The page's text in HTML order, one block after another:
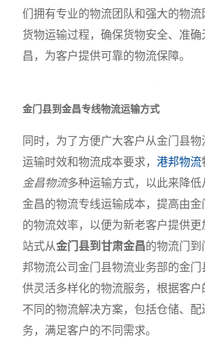
们拥有专业的物流团队和强大的物流
货物运输过程，确保货物安全、准
昌，为客户提供可靠的物流保障。
金门县到金昌专线物流运输方式
同时，为了方便广大客户从金门县物
运输时效和物流成本要求，港邦物流
金昌物流多种运输方式，以此来降低
金昌的物流专线运输成本，提高由金
的物流效率，以便为新老客户提供
站式从金门县到甘肃金昌的物流门到
邦物流公司金门县物流业务部的金门
供灵活多样化的物流服务，根据客户
不同的物流解决方案，包括仓储、配
务，满足客户的不同需求。